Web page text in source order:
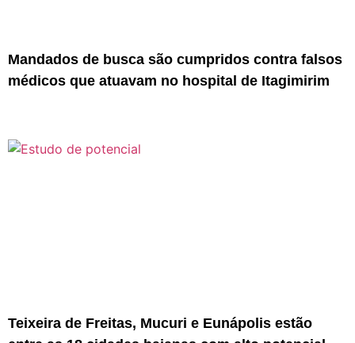
Mandados de busca são cumpridos contra falsos
médicos que atuavam no hospital de Itagimirim
Teixeira de Freitas, Mucuri e Eunápolis estão